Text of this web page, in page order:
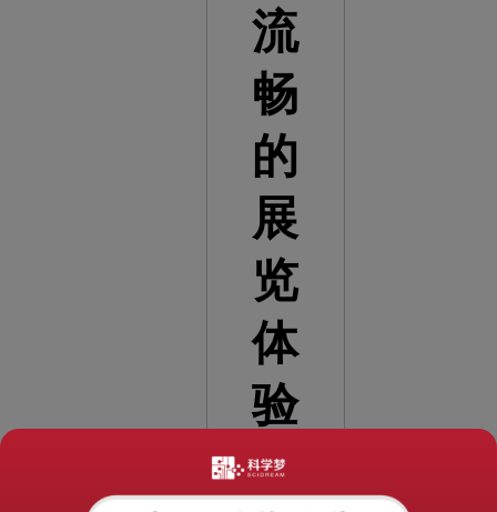
流
畅
的
展
览
体
验
数：
1224
时